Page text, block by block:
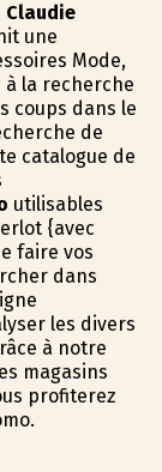
Claudie
une
Mode,
à la recherche
coups dans le
de
catalogue de
utilisables
{avec
faire vos
dans
les divers
à notre
magasins
profiterez